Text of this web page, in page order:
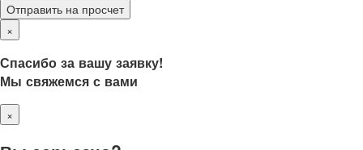
Отправить на просчет
×
Спасибо за вашу заявку!
Мы свяжемся с вами
×